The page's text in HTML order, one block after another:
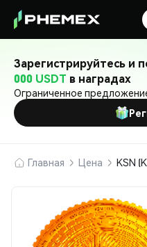
Зарегистрируйтесь и
000 USDT в наградах
Ограниченное
Главная Цена KSN